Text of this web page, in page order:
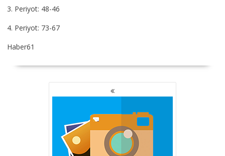
3. Periyot: 48-46
4. Periyot: 73-67
Haber61